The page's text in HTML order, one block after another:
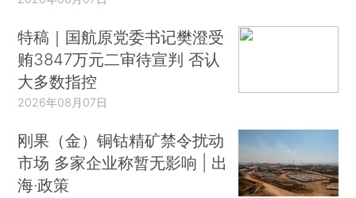
特稿｜国航原党委书记樊澄受
贿3847万元二审待宣判 否认
大多数指控
2026年08月07日
刚果（金）铜钴精矿禁令扰动
市场 多家企业称暂无影响 | 出
海·政策